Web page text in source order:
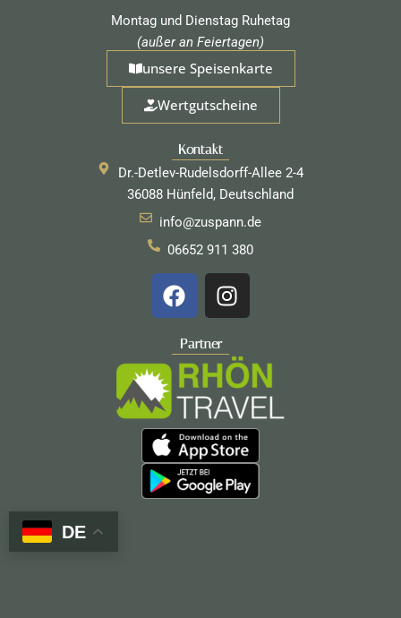
Montag und Dienstag Ruhetag
(außer an Feiertagen)
unsere Speisenkarte
Wertgutscheine
Kontakt
Dr.-Detlev-Rudelsdorff-Allee 2-4
36088 Hünfeld, Deutschland
info@zuspann.de
06652 911 380
F
a
c
e
b
o
o
k
I
n
s
t
a
g
r
a
m
Partner
DE